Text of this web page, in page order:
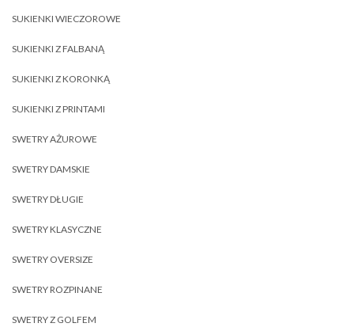
SUKIENKI WIECZOROWE
SUKIENKI Z FALBANĄ
SUKIENKI Z KORONKĄ
SUKIENKI Z PRINTAMI
SWETRY AŻUROWE
SWETRY DAMSKIE
SWETRY DŁUGIE
SWETRY KLASYCZNE
SWETRY OVERSIZE
SWETRY ROZPINANE
SWETRY Z GOLFEM